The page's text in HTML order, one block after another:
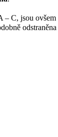
C, jsou